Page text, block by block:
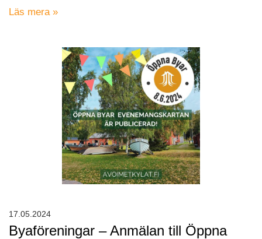
Läs mera »
Byaföreningar – Anmälan till Öppna
17.05.2024